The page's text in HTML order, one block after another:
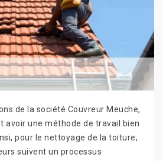
de la société Couvreur Meuche,
avoir une méthode de travail bien
pour le nettoyage de la toiture,
suivent un processus